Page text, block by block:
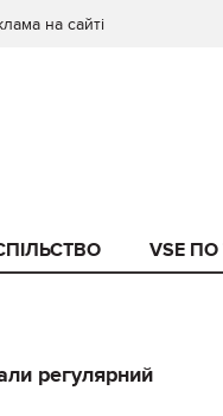
на сайті
VSE
регулярний